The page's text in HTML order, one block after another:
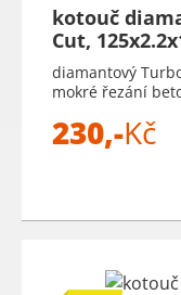
kotouč
Cut,
diamantový
mokré řezání
230,-Kč